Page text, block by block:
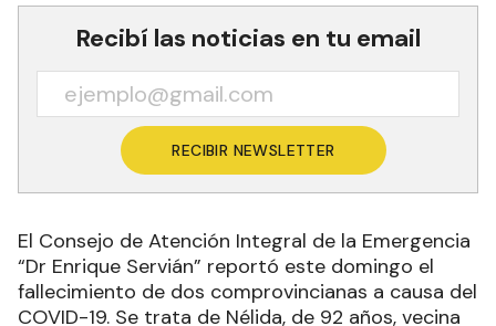
Recibí las noticias en tu email
RECIBIR NEWSLETTER
El Consejo de Atención Integral de la Emergencia
“Dr Enrique Servián” reportó este domingo el
fallecimiento de dos comprovincianas a causa del
COVID-19. Se trata de Nélida, de 92 años, vecina